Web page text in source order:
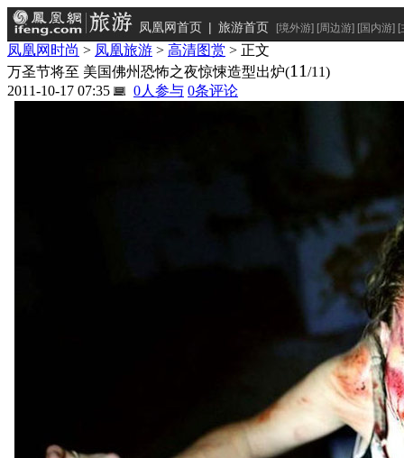
凤凰网首页 | 旅游首页 [境外游] [周边游] [国内游] [
凤凰网时尚 > 凤凰旅游 > 高清图赏 > 正文
万圣节将至 美国佛州恐怖之夜惊悚造型出炉(11/11)
2011-10-17 07:35
0人参与 0条评论